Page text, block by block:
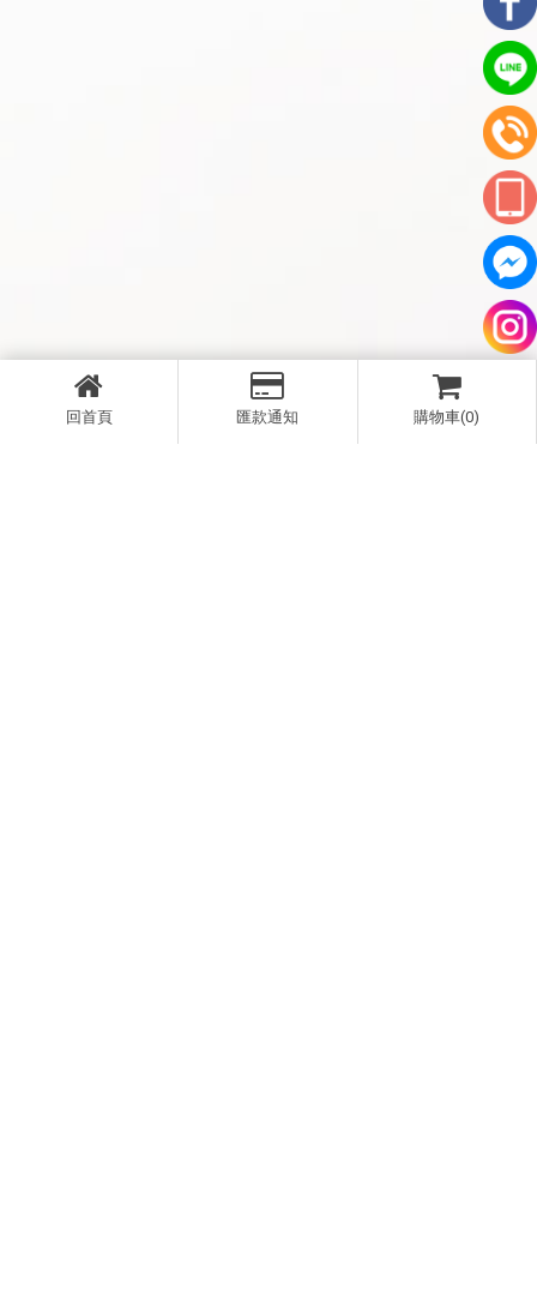
回首頁 匯款通知 購物車(0)